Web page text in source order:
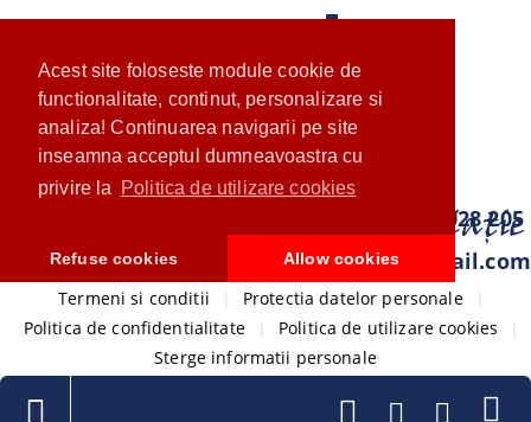
Acest site foloseste module cookie de
functionalitate, continut, personalizare si
analiza! Continuarea navigarii pe site
inseamna acceptul dumneavoastra cu
privire la
Politica de utilizare cookies
Refuse cookies Allow cookies
0733 028 205
com.ventistore@gmail.com
Termeni si conditii Protectia datelor personale
Politica de confidentialitate
Politica de utilizare cookies
Sterge informatii personale